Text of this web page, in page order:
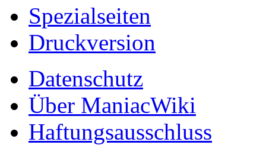
Spezialseiten
Druckversion
Datenschutz
Über ManiacWiki
Haftungsausschluss